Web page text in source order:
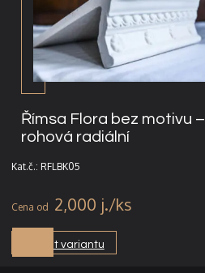
Římsa Flora bez motivu –
rohová radiální
Kat.č.: RFLBK05
2,000 j.
Vybrat variantu